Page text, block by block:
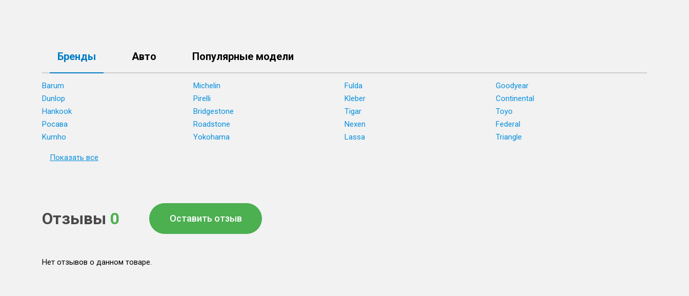
Бренды Авто Популярные модели
Barum Michelin Fulda
Goodyear
Dunlop
Pirelli Kleber
Continental
Hankook
Bridgestone Tigar
Toyo
Росава
Roadstone Nexen
Federal
Kumho
Yokohama Lassa Triangle
Показать все
Отзывы 0 Оставить отзыв
Нет отзывов о данном товаре.